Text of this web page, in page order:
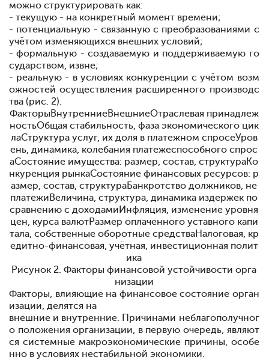
можно структурировать как:
- текущую - на конкретный момент времени;
- потенциальную - связанную с преобразованиями с
учётом изменяющихся внешних условий;
- формальную - создаваемую и поддерживаемую го
сударством, извне;
- реальную - в условиях конкуренции сучётом возм
ожностей осуществления расширенного производс
тва (рис. 2).
ФакторыВнутренниеВнешниеОтраслевая принадлеж
ностьОбщая стабильность, фаза экономического цик
лаСтруктура услуг, их доля в платежном спросеУров
ень, динамика, колебания платежеспособного спрос
аСостояние имущества: размер, состав, структураКо
нкуренция рынкаСостояние финансовых ресурсов: р
азмер, состав, структураБанкротство должников, не
платежиВеличина, структура, динамика издержек по
сравнению с доходамиИнфляция, изменение уровня
цен, курса валютРазмер оплаченного уставного капи
тала, собственные оборотные средстваНалоговая, кр
едитно-финансовая, учётная, инвестиционная полит
ика
Рисунок 2. Факторы финансовой устойчивости орга
низации
Факторы, влияющие на финансовоесостояние орган
изации, делятся на
внешние и внутренние. Причинами неблагополучног
о положенияорганизации, в первую очередь, являют
ся системные макроэкономические причины, особе
нно в условиях нестабильной экономики.